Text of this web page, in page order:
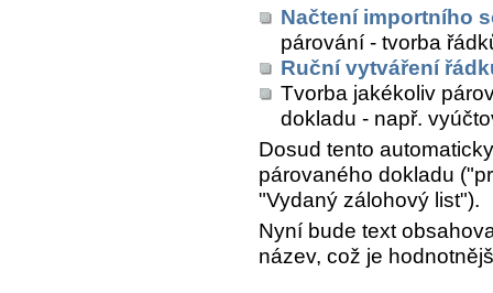
Načtení importního
párování - tvorba
Ruční vytváření
Tvorba jakékoliv
dokladu - např.
Dosud tento
párovaného dokladu
"Vydaný zálohový list").
Nyní bude text
název, což je